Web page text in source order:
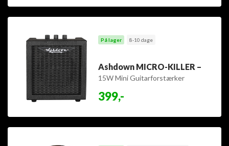
På lager 8-10 dage
Ashdown MICRO-KILLER –
15W Mini Guitarforstærker
399,-